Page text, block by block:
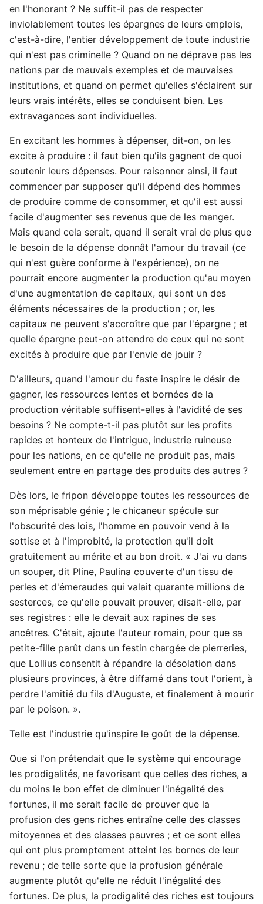
en l'honorant ? Ne suffit-il pas de respecter
inviolablement toutes les épargnes de leurs emplois,
c'est-à-dire, l'entier développement de toute industrie
qui n'est pas criminelle ? Quand on ne déprave pas les
nations par de mauvais exemples et de mauvaises
institutions, et quand on permet qu'elles s'éclairent sur
leurs vrais intérêts, elles se conduisent bien. Les
extravagances sont individuelles.
En excitant les hommes à dépenser, dit-on, on les
excite à produire : il faut bien qu'ils gagnent de quoi
soutenir leurs dépenses. Pour raisonner ainsi, il faut
commencer par supposer qu'il dépend des hommes
de produire comme de consommer, et qu'il est aussi
facile d'augmenter ses revenus que de les manger.
Mais quand cela serait, quand il serait vrai de plus que
le besoin de la dépense donnât l'amour du travail (ce
qui n'est guère conforme à l'expérience), on ne
pourrait encore augmenter la production qu'au moyen
d'une augmentation de capitaux, qui sont un des
éléments nécessaires de la production ; or, les
capitaux ne peuvent s'accroître que par l'épargne ; et
quelle épargne peut-on attendre de ceux qui ne sont
excités à produire que par l'envie de jouir ?
D'ailleurs, quand l'amour du faste inspire le désir de
gagner, les ressources lentes et bornées de la
production véritable suffisent-elles à l'avidité de ses
besoins ? Ne compte-t-il pas plutôt sur les profits
rapides et honteux de l'intrigue, industrie ruineuse
pour les nations, en ce qu'elle ne produit pas, mais
seulement entre en partage des produits des autres ?
Dès lors, le fripon développe toutes les ressources de
son méprisable génie ; le chicaneur spécule sur
l'obscurité des lois, l'homme en pouvoir vend à la
sottise et à l'improbité, la protection qu'il doit
gratuitement au mérite et au bon droit. « J'ai vu dans
un souper, dit Pline, Paulina couverte d'un tissu de
perles et d'émeraudes qui valait quarante millions de
sesterces, ce qu'elle pouvait prouver, disait-elle, par
ses registres : elle le devait aux rapines de ses
ancêtres. C'était, ajoute l'auteur romain, pour que sa
petite-fille parût dans un festin chargée de pierreries,
que Lollius consentit à répandre la désolation dans
plusieurs provinces, à être diffamé dans tout l'orient, à
perdre l'amitié du fils d'Auguste, et finalement à mourir
par le poison. ».
Telle est l'industrie qu'inspire le goût de la dépense.
Que si l'on prétendait que le système qui encourage
les prodigalités, ne favorisant que celles des riches, a
du moins le bon effet de diminuer l'inégalité des
fortunes, il me serait facile de prouver que la
profusion des gens riches entraîne celle des classes
mitoyennes et des classes pauvres ; et ce sont elles
qui ont plus promptement atteint les bornes de leur
revenu ; de telle sorte que la profusion générale
augmente plutôt qu'elle ne réduit l'inégalité des
fortunes. De plus, la prodigalité des riches est toujours